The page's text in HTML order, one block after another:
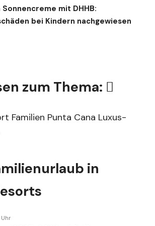
mit DHHB:
bei Kindern nachgewiesen
zum Thema:
in